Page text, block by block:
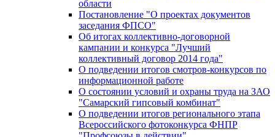
области
Постановление "О проектах документов
заседания ФПСО"
Об итогах коллективно-договорной
кампании и конкурса "Лучший
коллективный договор 2014 года"
О подведении итогов смотров-конкурсов по
информационной работе
О состоянии условий и охраны труда на ЗАО
"Самарский гипсовый комбинат"
О подведении итогов регионального этапа
Всероссийского фотоконкурса ФНПР